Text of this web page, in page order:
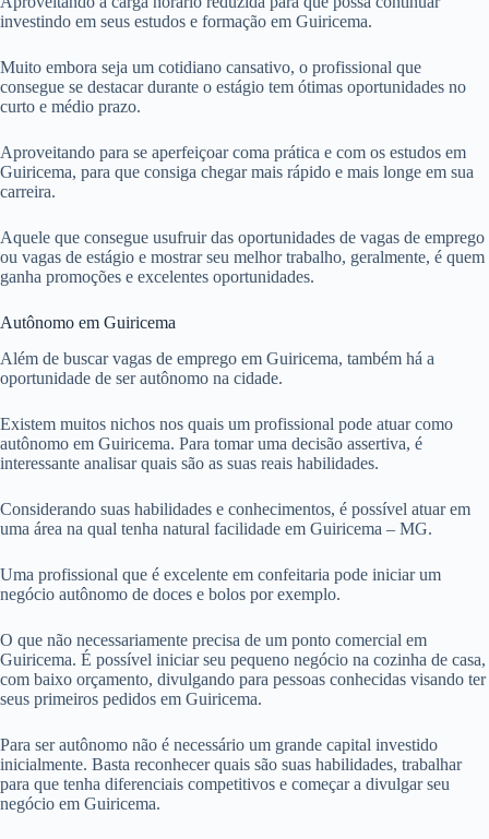
investindo em seus estudos e formação em Guiricema.
Muito embora seja um cotidiano cansativo, o profissional que
consegue se destacar durante o estágio tem ótimas oportunidades no
curto e médio prazo.
Aproveitando para se aperfeiçoar coma prática e com os estudos em
Guiricema, para que consiga chegar mais rápido e mais longe em sua
carreira.
Aquele que consegue usufruir das oportunidades de vagas de emprego
ou vagas de estágio e mostrar seu melhor trabalho, geralmente, é quem
ganha promoções e excelentes oportunidades.
Autônomo em Guiricema
Além de buscar vagas de emprego em Guiricema, também há a
oportunidade de ser autônomo na cidade.
Existem muitos nichos nos quais um profissional pode atuar como
autônomo em Guiricema. Para tomar uma decisão assertiva, é
interessante analisar quais são as suas reais habilidades.
Considerando suas habilidades e conhecimentos, é possível atuar em
uma área na qual tenha natural facilidade em Guiricema – MG.
Uma profissional que é excelente em confeitaria pode iniciar um
negócio autônomo de doces e bolos por exemplo.
O que não necessariamente precisa de um ponto comercial em
Guiricema. É possível iniciar seu pequeno negócio na cozinha de casa,
com baixo orçamento, divulgando para pessoas conhecidas visando ter
seus primeiros pedidos em Guiricema.
Para ser autônomo não é necessário um grande capital investido
inicialmente. Basta reconhecer quais são suas habilidades, trabalhar
para que tenha diferenciais competitivos e começar a divulgar seu
negócio em Guiricema.